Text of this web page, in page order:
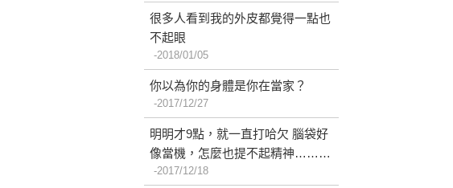
很多人看到我的外皮都覺得一點也
不起眼
2018/01/05
你以為你的身體是你在當家？
2017/12/27
明明才9點，就一直打哈欠 腦袋好
像當機，怎麼也提不起精神………
2017/12/18